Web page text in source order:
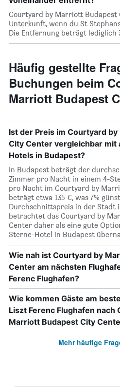
Courtyard by Marriott Budapest
Unterkunft, wenn du St
Die Entfernung beträgt lediglich
Häufig gestellte
Buchungen beim
Marriott Budapest
Ist der Preis im Courtyard
City Center vergleichbar
Hotels in Budapest?
In Budapest beträgt der
Zimmer pro Nacht in einem 4-
pro Nacht im Courtyard by
beträgt etwa 135 €, was 7%
Durchschnittspreis in der Stadt
betrachtet das Courtyard by
Center daher als eine gute
Sterne-Hotel in Budapest
Wie nah ist Courtyard by
Center am nächsten
Ferenc Flughafen?
Wie kommen Gäste am
Liszt Ferenc Flughafen nach
Marriott Budapest City
Mehr häufige